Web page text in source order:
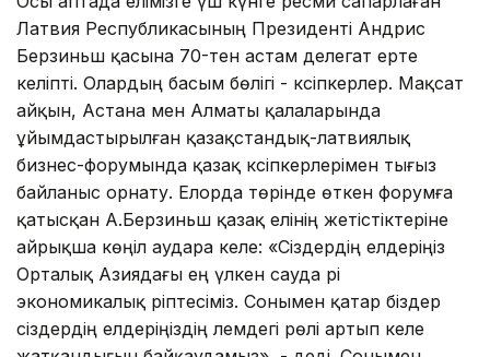
Латвия Республикасының Президенті Андрис
Берзиньш қасына 70-тен астам делегат ерте
келіпті. Олардың басым бөлігі - кәсіпкерлер. Мақсат
айқын, Астана мен Алматы қалаларында
ұйымдастырылған қазақстандық-латвиялық
бизнес-форумында қазақ кәсіпкерлерімен тығыз
байланыс орнату. Елорда төрінде өткен форумға
қатысқан А.Берзиньш қазақ елінің жетістіктеріне
айрықша көңіл аудара келе: «Сіздердің елдеріңіз
Орталық Азиядағы ең үлкен сауда әрі
экономикалық әріптесіміз. Сонымен қатар біздер
сіздердің елдеріңіздің әлемдегі рөлі артып келе